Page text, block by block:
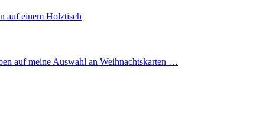
auf meine Auswahl an Weihnachtskarten …